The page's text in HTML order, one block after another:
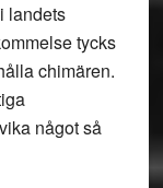
landets
tycks
chimären.
något så